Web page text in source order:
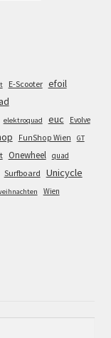
E-Scooter efoil
elektroquad euc
Evolve
FunShop Wien GT
Onewheel quad
Surfboard Unicycle
Wien